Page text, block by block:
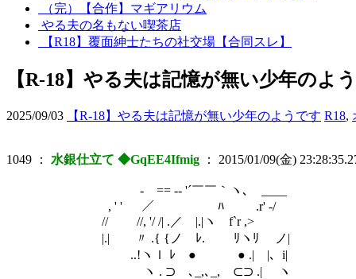
（完）【合作】マギアリウム
やる夫の名もない喫茶店
【R18】覆面紳士たちの社交場【合同スレ】
【R-18】やる夫は記憶が無い少年の
2025/09/03 【R-18】やる夫は記憶が無い少年のようです R18,
1049 ： 水銀仕立て ◆GqEE4Ifmig ： 2015/01/09(金)
- == -‐ '´￣￣｀ヽ､ ____
, ' ' ／ ﾊ .r' -/
// //, '/ /| .／ |.|ヽ f`r ,>
|.| 〃 .{ {ノ ﾚ. ﾘヽﾘ ゝノ| のんび
ゞ ..!ヽｌ ﾚ ● ● .| |、i|
ヽ . ⊃ ､_,､_, ⊂⊃ .| ヽ